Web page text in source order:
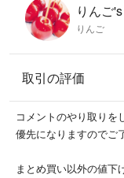
りんご
りんご
取引の評価
コメントのやり取りを
優先になりますのでご
まとめ買い以外の値下